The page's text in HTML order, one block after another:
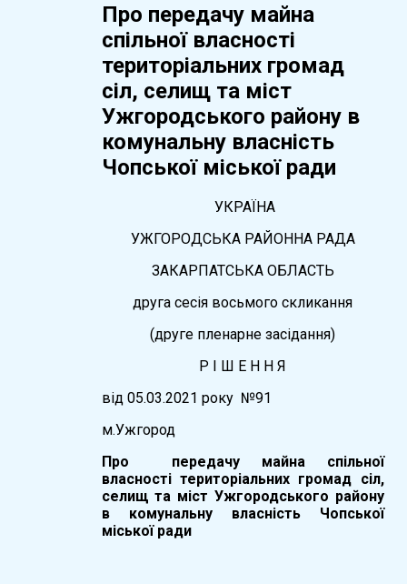
Про передачу майна
спільної власності
територіальних громад
сіл, селищ та міст
Ужгородського району в
комунальну власність
Чопської міської ради
УКРАЇНА
УЖГОРОДСЬКА РАЙОННА РАДА
ЗАКАРПАТСЬКА ОБЛАСТЬ
друга сесія восьмого скликання
(друге пленарне засідання)
Р І Ш Е Н Н Я
вiд 05.03.2021 року №91
м.Ужгород
Про передачу майна спільної
власності територіальних громад сіл,
селищ та міст Ужгородського району
в комунальну власність Чопської
міської ради